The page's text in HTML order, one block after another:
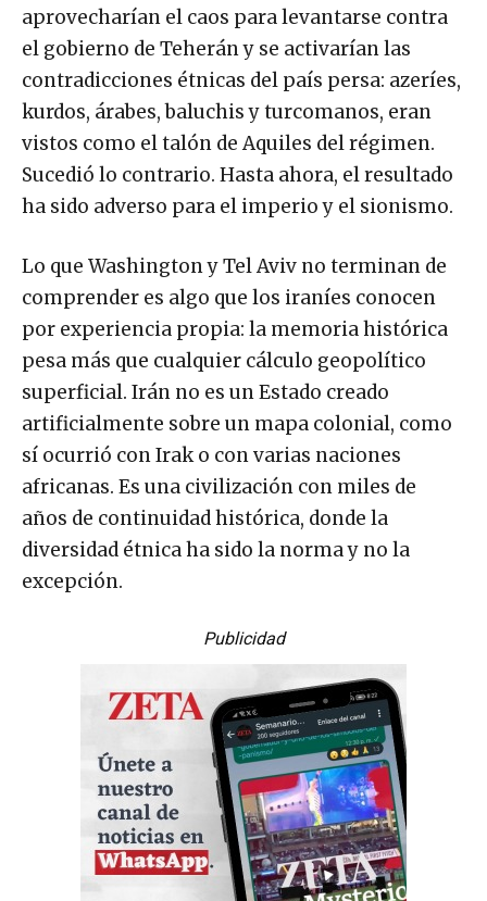
aprovecharían el caos para levantarse contra
el gobierno de Teherán y se activarían las
contradicciones étnicas del país persa: azeríes,
kurdos, árabes, baluchis y turcomanos, eran
vistos como el talón de Aquiles del régimen.
Sucedió lo contrario. Hasta ahora, el resultado
ha sido adverso para el imperio y el sionismo.
Lo que Washington y Tel Aviv no terminan de
comprender es algo que los iraníes conocen
por experiencia propia: la memoria histórica
pesa más que cualquier cálculo geopolítico
superficial. Irán no es un Estado creado
artificialmente sobre un mapa colonial, como
sí ocurrió con Irak o con varias naciones
africanas. Es una civilización con miles de
años de continuidad histórica, donde la
diversidad étnica ha sido la norma y no la
excepción.
Publicidad